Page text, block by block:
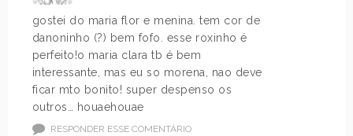
gostei do maria flor e menina. tem cor de
danoninho (?) bem fofo. esse roxinho é
perfeito!o maria clara tb é bem
interessante, mas eu so morena, nao deve
ficar mto bonito! super despenso os
outros… houaehouae
RESPONDER ESSE COMENTÁRIO